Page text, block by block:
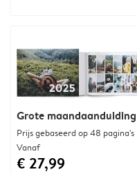
Grote maandaanduiding
Prijs gebaseerd op 48 pagina's
Vanaf
€ 27,99